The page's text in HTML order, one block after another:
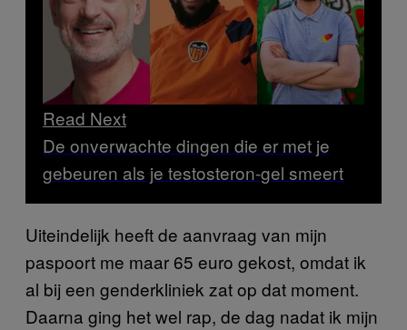
Read Next
De onverwachte dingen die er met je
gebeuren als je testosteron-gel smeert
Uiteindelijk heeft de aanvraag van mijn
paspoort me maar 65 euro gekost, omdat ik
al bij een genderkliniek zat op dat moment.
Daarna ging het wel rap, de dag nadat ik mijn